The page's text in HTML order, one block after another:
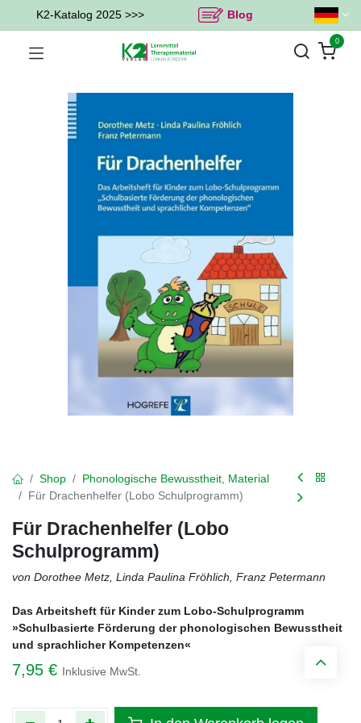
K2-Katalog 2025 >>> Blog
0
Shop
Phonologische Bewusstheit, Material
Für Drachenhelfer (Lobo Schulprogramm)
Für Drachenhelfer (Lobo
Schulprogramm)
von Dorothee Metz, Linda Paulina Fröhlich, Franz Petermann
Das Arbeitsheft für Kinder zum Lobo-Schulprogramm
»Schulbasierte Förderung der phonologischen Bewusstheit
und sprachlicher Kompetenzen«
7,95 € Inklusive MwSt.